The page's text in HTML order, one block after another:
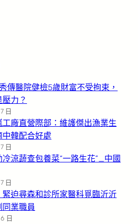
傳醫院健檢5歲財富不受拘束，
力？
日
工廠直營際部：維護傑出漁業生
中韓配合好處
日
涼蔬查包養菜“一路生花”_中國
日
緊迫尋森和診所家醫科覓臨沂沂
業職員
日